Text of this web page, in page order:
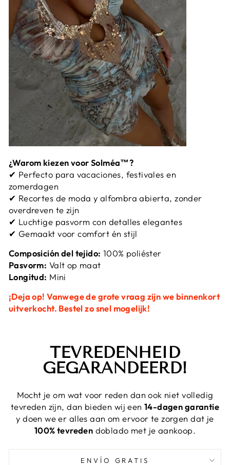
¿Warom kiezen voor Solméa™?
✔ Perfecto para vacaciones, festivales en
zomerdagen
✔ Recortes de moda y alfombra abierta, zonder
overdreven te zijn
✔ Luchtige pasvorm con detalles elegantes
✔ Gemaakt voor comfort én stijl
Composición del tejido: 100% poliéster
Pasvorm: Valt op maat
Longitud: Mini
¡Deja op! Vanwege de grote vraag zijn we binnenkort
uitverkocht. Bestel zo snel mogelijk!
TEVREDENHEID
GEGARANDEERD!
Mocht je om wat voor reden dan ook niet volledig
tevreden zijn, dan bieden wij een14-dagen garantie
y doen we er alles aan om ervoor te zorgen dat je
100% tevreden doblado met je aankoop.
ENVÍO GRATIS